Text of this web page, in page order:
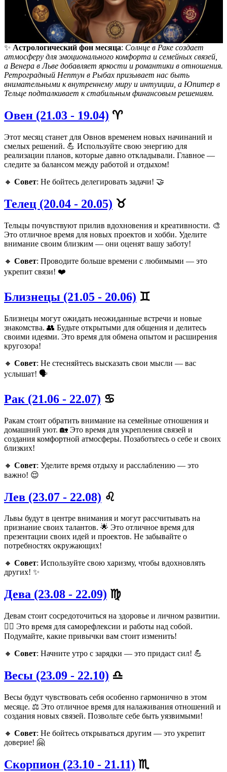
✨ Астрологический фон месяца: Солнце в Раке создает
атмосферу для эмоционального комфорта и семейных связей,
а Венера в Льве добавляет яркости и романтики в отношения.
Ретроградный Нептун в Рыбах призывает нас быть
внимательными к внутреннему миру и интуиции, а Юпитер в
Тельце подталкивает к стабильным финансовым решениям.
Овен (21.03 - 19.04) ♈
Этот месяц станет для Овнов временем новых начинаний и
смелых решений. 💪 Используйте свою энергию для
реализации планов, которые давно откладывали. Главное —
следите за балансом между работой и отдыхом!
🔸 Совет: Не бойтесь делегировать задачи! 🤝
Телец (20.04 - 20.05) ♉
Тельцы почувствуют прилив вдохновения и креативности. 🎨
Это отличное время для новых проектов и хобби. Уделите
внимание своим близким — они оценят вашу заботу!
🔸 Совет: Проводите больше времени с любимыми — это
укрепит связи! ❤️
Близнецы (21.05 - 20.06) ♊
Близнецы могут ожидать неожиданные встречи и новые
знакомства. 👥 Будьте открытыми для общения и делитесь
своими идеями. Это время для обмена опытом и расширения
кругозора!
🔸 Совет: Не стесняйтесь высказать свои мысли — вас
услышат! 🗣️
Рак (21.06 - 22.07) ♋
Ракам стоит обратить внимание на семейные отношения и
домашний уют. 🏡 Это время для укрепления связей и
создания комфортной атмосферы. Позаботьтесь о себе и своих
близких!
🔸 Совет: Уделите время отдыху и расслаблению — это
важно! 😌
Лев (23.07 - 22.08) ♌
Львы будут в центре внимания и могут рассчитывать на
признание своих талантов. 🌟 Это отличное время для
презентации своих идей и проектов. Не забывайте о
потребностях окружающих!
🔸 Совет: Используйте свою харизму, чтобы вдохновлять
других! ✨
Дева (23.08 - 22.09) ♍
Девам стоит сосредоточиться на здоровье и личном развитии.
🧘‍♀️ Это время для саморефлексии и работы над собой.
Подумайте, какие привычки вам стоит изменить!
🔸 Совет: Начните утро с зарядки — это придаст сил! 💪
Весы (23.09 - 22.10) ♎
Весы будут чувствовать себя особенно гармонично в этом
месяце. ⚖️ Это отличное время для налаживания отношений и
создания новых связей. Позвольте себе быть уязвимыми!
🔸 Совет: Не бойтесь открываться другим — это укрепит
доверие! 🤗
Скорпион (23.10 - 21.11) ♏